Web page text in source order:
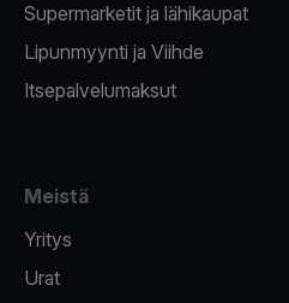
Supermarketit ja lähikaupat
Lipunmyynti ja Viihde
Itsepalvelumaksut
Meistä
Yritys
Urat